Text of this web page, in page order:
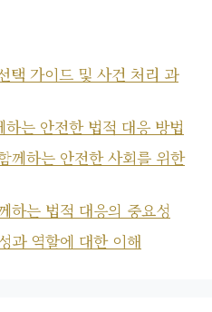
택 가이드 및 사건 처리 과
는 안전한 법적 대응 방법
께하는 안전한 사회를 위한
하는 법적 대응의 중요성
과 역할에 대한 이해